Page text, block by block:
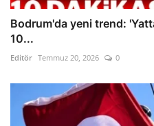
Bodrum'da yeni trend:
10...
Editör Temmuz 20, 2026 0